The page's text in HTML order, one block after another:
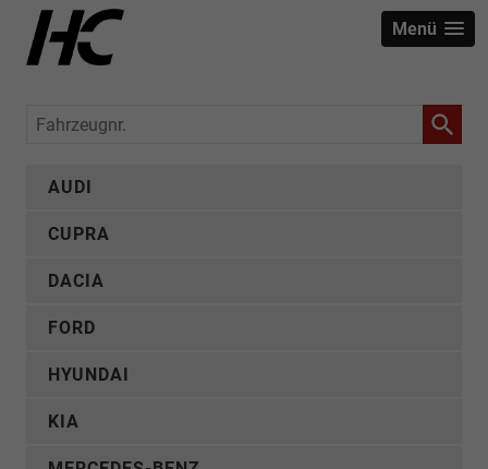
Menü
Fahrzeugnr.
AUDI
CUPRA
DACIA
FORD
HYUNDAI
KIA